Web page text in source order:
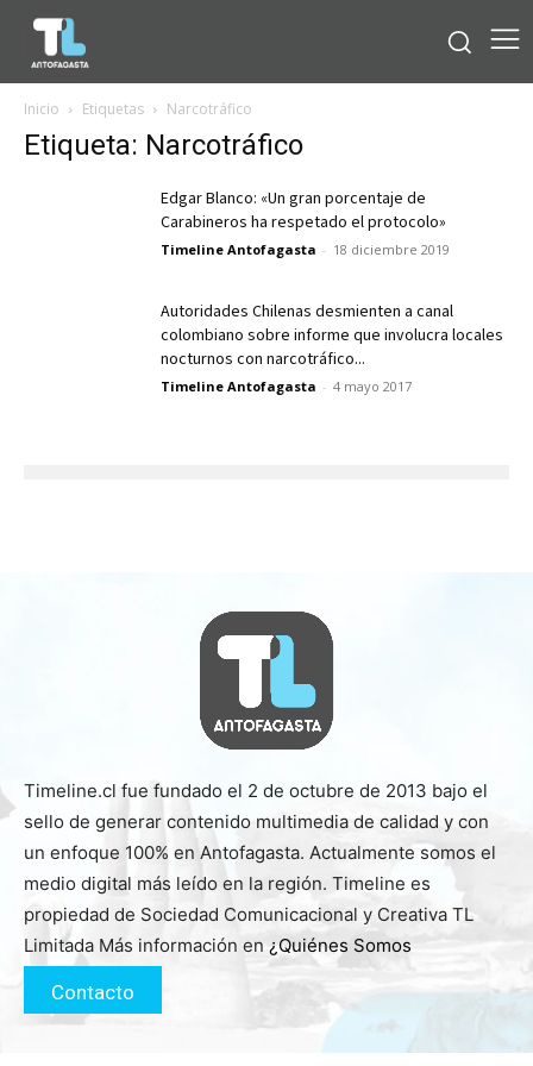
Inicio Etiquetas Narcotráfico
Etiqueta: Narcotráfico
Edgar Blanco: «Un gran porcentaje de
Carabineros ha respetado el protocolo»
Timeline Antofagasta - 18 diciembre 2019
Autoridades Chilenas desmienten a canal
colombiano sobre informe que involucra locales
nocturnos con narcotráfico...
Timeline Antofagasta - 4 mayo 2017
Timeline.cl fue fundado el 2 de octubre de 2013 bajo el
sello de generar contenido multimedia de calidad y con
un enfoque 100% en Antofagasta. Actualmente somos el
medio digital más leído en la región. Timeline es
propiedad de Sociedad Comunicacional y Creativa TL
Limitada Más información en ¿Quiénes Somos
Contacto